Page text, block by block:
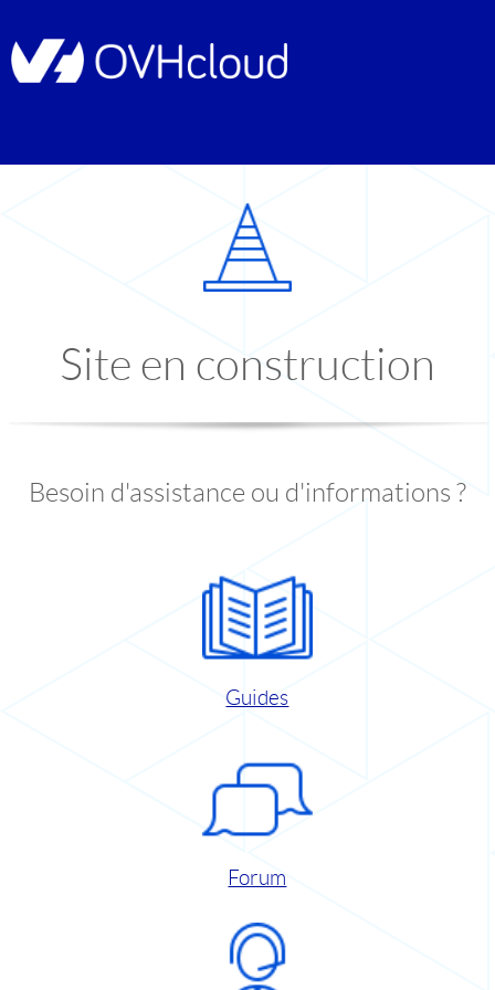
Site en construction
Besoin d'assistance ou d'informations ?
Guides
Forum